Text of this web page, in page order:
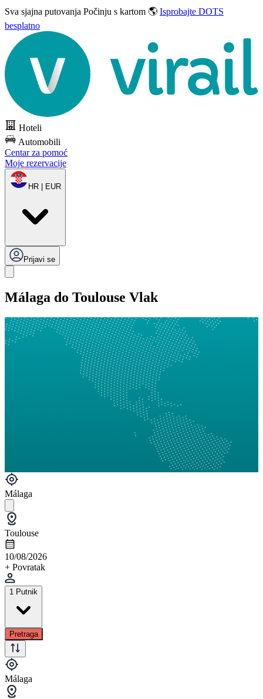
Sva sjajna putovanja Počinju s kartom 🌎 Isprobajte DOTS
besplatno
Hoteli
Automobili
Centar za pomoć
Moje rezervacije
HR | EUR
Prijavi se
Málaga do Toulouse Vlak
Málaga
Toulouse
10/08/2026
+ Povratak
1 Putnik
Pretraga
Málaga